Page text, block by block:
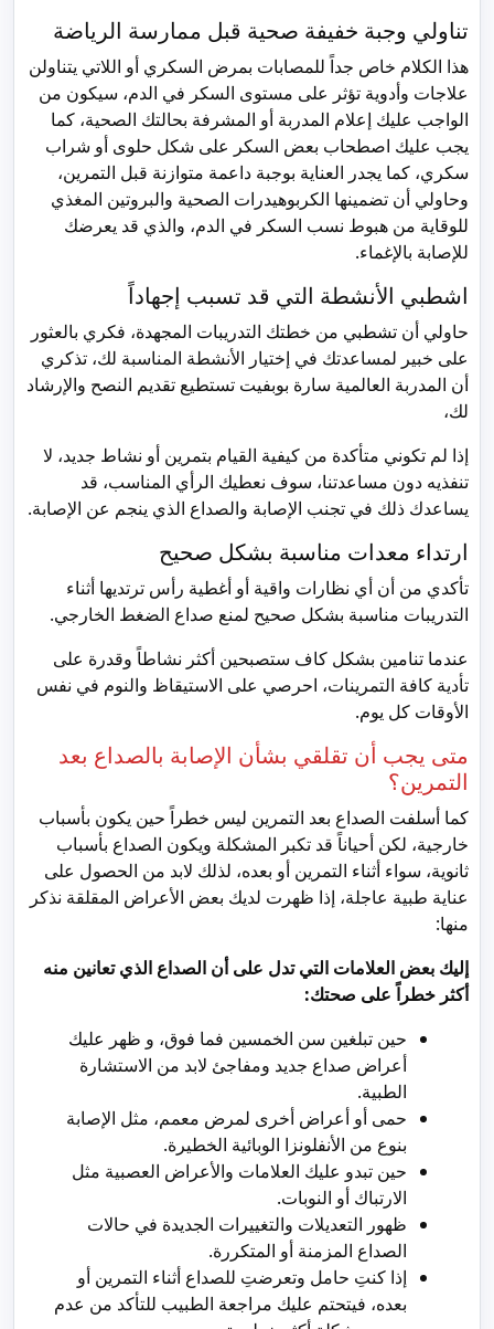
تناولي وجبة خفيفة صحية قبل ممارسة الرياضة
هذا الكلام خاص جداً للمصابات بمرض السكري أو اللاتي يتناولن
علاجات وأدوية تؤثر على مستوى السكر في الدم، سيكون من
الواجب عليك إعلام المدربة أو المشرفة بحالتك الصحية، كما
يجب عليك اصطحاب بعض السكر على شكل حلوى أو شراب
سكري، كما يجدر العناية بوجبة داعمة متوازنة قبل التمرين،
وحاولي أن تضمينها الكربوهيدرات الصحية والبروتين المغذي
للوقاية من هبوط نسب السكر في الدم، والذي قد يعرضك
للإصابة بالإغماء.
اشطبي الأنشطة التي قد تسبب إجهاداً
حاولي أن تشطبي من خطتك التدريبات المجهدة، فكري بالعثور
على خبير لمساعدتك في إختيار الأنشطة المناسبة لك، تذكري
أن المدربة العالمية سارة بوبفيت تستطيع تقديم النصح والإرشاد
لك،
إذا لم تكوني متأكدة من كيفية القيام بتمرين أو نشاط جديد، لا
تنفذيه دون مساعدتنا، سوف نعطيك الرأي المناسب، قد
يساعدك ذلك في تجنب الإصابة والصداع الذي ينجم عن الإصابة.
ارتداء معدات مناسبة بشكل صحيح
تأكدي من أن أي نظارات واقية أو أغطية رأس ترتديها أثناء
التدريبات مناسبة بشكل صحيح لمنع صداع الضغط الخارجي.
عندما تنامين بشكل كاف ستصبحين أكثر نشاطاً وقدرة على
تأدية كافة التمرينات، احرصي على الاستيقاظ والنوم في نفس
الأوقات كل يوم.
متى يجب أن تقلقي بشأن الإصابة بالصداع بعد
التمرين؟
كما أسلفت الصداع بعد التمرين ليس خطراً حين يكون بأسباب
خارجية، لكن أحياناً قد تكبر المشكلة ويكون الصداع بأسباب
ثانوية، سواء أثناء التمرين أو بعده، لذلك لابد من الحصول على
عناية طبية عاجلة، إذا ظهرت لديك بعض الأعراض المقلقة نذكر
منها:
إليك بعض العلامات التي تدل على أن الصداع الذي تعانين منه
أكثر خطراً على صحتك:
حين تبلغين سن الخمسين فما فوق، و ظهر عليك
أعراض صداع جديد ومفاجئ لابد من الاستشارة
الطبية.
حمى أو أعراض أخرى لمرض معمم، مثل الإصابة
بنوع من الأنفلونزا الوبائية الخطيرة.
حين تبدو عليك العلامات والأعراض العصبية مثل
الارتباك أو النوبات.
ظهور التعديلات والتغييرات الجديدة في حالات
الصداع المزمنة أو المتكررة.
إذا كنتِ حامل وتعرضتِ للصداع أثناء التمرين أو
بعده، فيتحتم عليك مراجعة الطبيب للتأكد من عدم